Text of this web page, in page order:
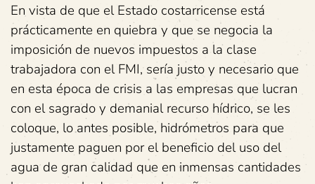
En vista de que el Estado costarricense está
prácticamente en quiebra y que se negocia la
imposición de nuevos impuestos a la clase
trabajadora con el FMI, sería justo y necesario que
en esta época de crisis a las empresas que lucran
con el sagrado y demanial recurso hídrico, se les
coloque, lo antes posible, hidrómetros para que
justamente paguen por el beneficio del uso del
agua de gran calidad que en inmensas cantidades